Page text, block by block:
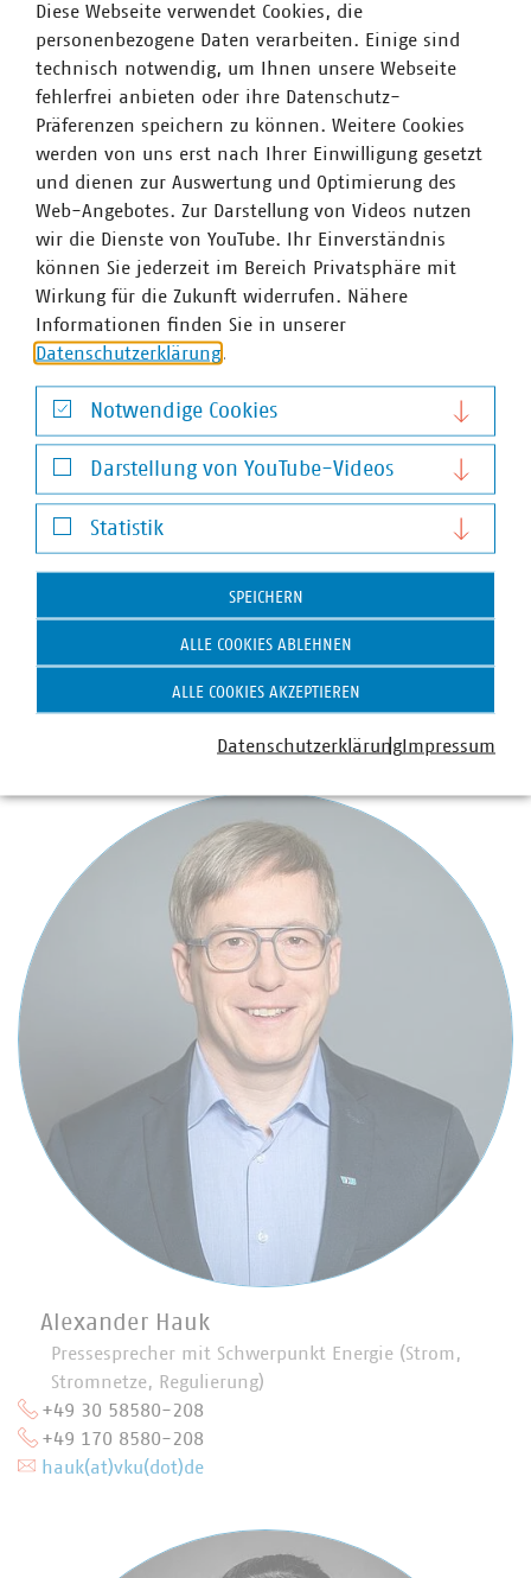
Ansprechpartner
Christine Schulze-Grotkopp
Geschäftsführerin Abteilung Kommunikation und
+49 30 58580-221
+49 170 8580-221
Alexander Hauk
Pressesprecher mit Schwerpunkt Energie (Strom,
Stromnetze, Regulierung)
+49 30 58580-208
+49 170 8580-208
hauk(at)vku(dot)de
Diese Webseite verwendet Cookies, die
personenbezogene Daten verarbeiten. Einige sind
technisch notwendig, um Ihnen unsere Webseite
fehlerfrei anbieten oder ihre Datenschutz-
Präferenzen speichern zu können. Weitere Cookies
werden von uns erst nach Ihrer Einwilligung gesetzt
und dienen zur Auswertung und Optimierung des
Web-Angebotes. Zur Darstellung von Videos nutzen
wir die Dienste von YouTube. Ihr Einverständnis
können Sie jederzeit im Bereich Privatsphäre mit
Wirkung für die Zukunft widerrufen. Nähere
Informationen finden Sie in unserer
Datenschutzerklärung
Notwendige Cookies
Notwendige Cookies
Darstellung von YouTube-Videos
Darstellung von YouTube-Videos
Statistik
Statistik
SPEICHERN
ALLE COOKIES ABLEHNEN
ALLE COOKIES AKZEPTIEREN
DatenschutzerklärungImpressum